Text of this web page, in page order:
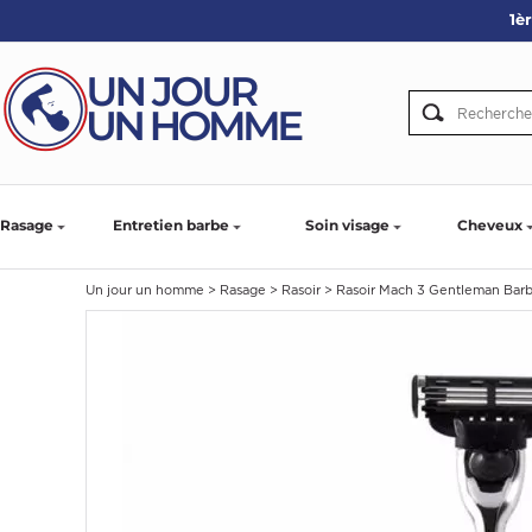
Rasage Entretien barbe Soin visage Cheveux
Un jour un homme > Rasage > Rasoir > Rasoir Mach 3 Gentleman